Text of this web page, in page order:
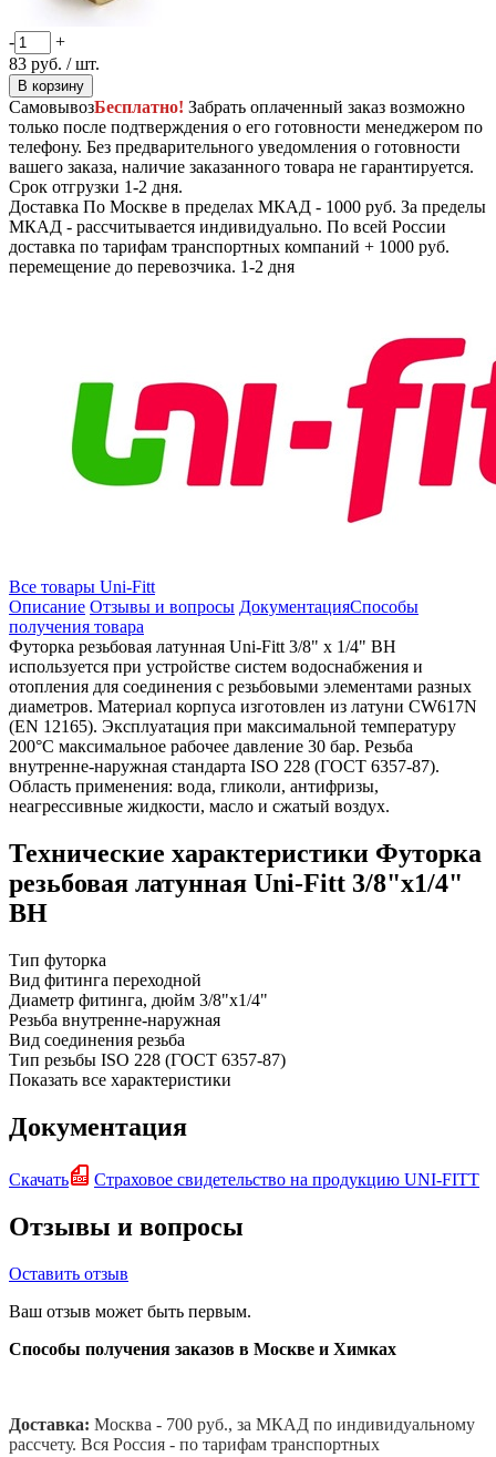
-
+
83 руб. / шт.
В корзину
СамовывозБесплатно! Забрать оплаченный заказ возможно
только после подтверждения о его готовности менеджером по
телефону. Без предварительного уведомления о готовности
вашего заказа, наличие заказанного товара не гарантируется.
Срок отгрузки 1-2 дня.
Доставка По Москве в пределах МКАД - 1000 руб. За пределы
МКАД - рассчитывается индивидуально. По всей России
доставка по тарифам транспортных компаний + 1000 руб.
перемещение до перевозчика. 1-2 дня
Все товары Uni-Fitt
Описание Отзывы и вопросы ДокументацияСпособы
получения товара
Футорка резьбовая латунная Uni-Fitt 3/8" x 1/4" ВН
используется при устройстве систем водоснабжения и
отопления для соединения с резьбовыми элементами разных
диаметров. Материал корпуса изготовлен из латуни CW617N
(EN 12165). Эксплуатация при максимальной температуру
200°C максимальное рабочее давление 30 бар. Резьба
внутренне-наружная стандарта ISO 228 (ГОСТ 6357-87).
Область применения: вода, гликоли, антифризы,
неагрессивные жидкости, масло и сжатый воздух.
Технические характеристики Футорка
резьбовая латунная Uni-Fitt 3/8"x1/4"
ВН
Тип футорка
Вид фитинга переходной
Диаметр фитинга, дюйм 3/8"x1/4"
Резьба внутренне-наружная
Вид соединения резьба
Тип резьбы ISO 228 (ГОСТ 6357-87)
Показать все характеристики
Документация
Скачать Страховое свидетельство на продукцию UNI-FITT
Отзывы и вопросы
Оставить отзыв
Ваш отзыв может быть первым.
Способы получения заказов в Москве и Химках
Доставка: Москва - 700 руб., за МКАД по индивидуальному
рассчету. Вся Россия - по тарифам транспортных